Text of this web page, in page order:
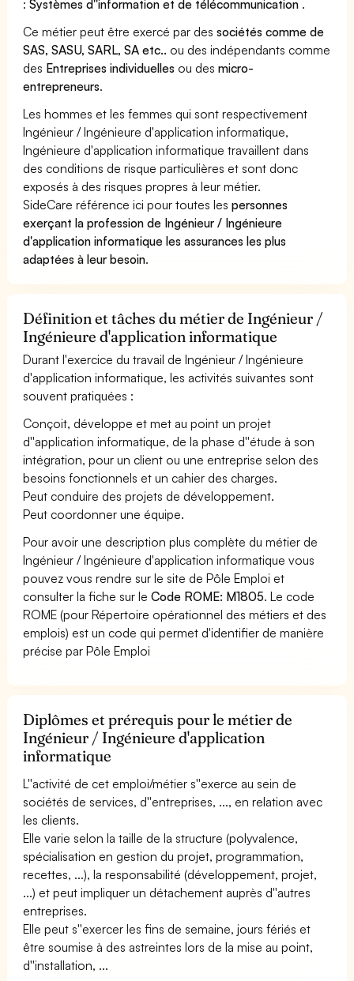
:Systèmes d''information et de télécommunication .
Ce métier peut être exercé par dessociétés comme de
SAS, SASU, SARL, SA etc.. ou des indépendants comme
des Entreprises individuelles ou desmicro-
entrepreneurs.
Les hommes et les femmes qui sont respectivement
Ingénieur / Ingénieure d'application informatique,
Ingénieure d'application informatique travaillent dans
des conditions de risque particulières et sont donc
exposés à des risques propres à leur métier.
SideCare référence ici pour toutes lespersonnes
exerçant la profession de Ingénieur / Ingénieure
d'application informatique les assurances les plus
adaptées à leur besoin.
Définition et tâches du métier de Ingénieur /
Ingénieure d'application informatique
Durant l'exercice du travail de Ingénieur / Ingénieure
d'application informatique, les activités suivantes sont
souvent pratiquées :
Conçoit, développe et met au point un projet
d''application informatique, de la phase d''étude à son
intégration, pour un client ou une entreprise selon des
besoins fonctionnels et un cahier des charges.
Peut conduire des projets de développement.
Peut coordonner une équipe.
Pour avoir une description plus complète du métier de
Ingénieur / Ingénieure d'application informatique vous
pouvez vous rendre sur le site de Pôle Emploi et
consulter la fiche sur leCode ROME: M1805. Le code
ROME (pour Répertoire opérationnel des métiers et des
emplois) est un code qui permet d'identifier de manière
précise par Pôle Emploi
Diplômes et prérequis pour le métier de
Ingénieur / Ingénieure d'application
informatique
L''activité de cet emploi/métier s''exerce au sein de
sociétés de services, d''entreprises, ..., en relation avec
les clients.
Elle varie selon la taille de la structure (polyvalence,
spécialisation en gestion du projet, programmation,
recettes, ...), la responsabilité (développement, projet,
...) et peut impliquer un détachement auprès d''autres
entreprises.
Elle peut s''exercer les fins de semaine, jours fériés et
être soumise à des astreintes lors de la mise au point,
d''installation, ...